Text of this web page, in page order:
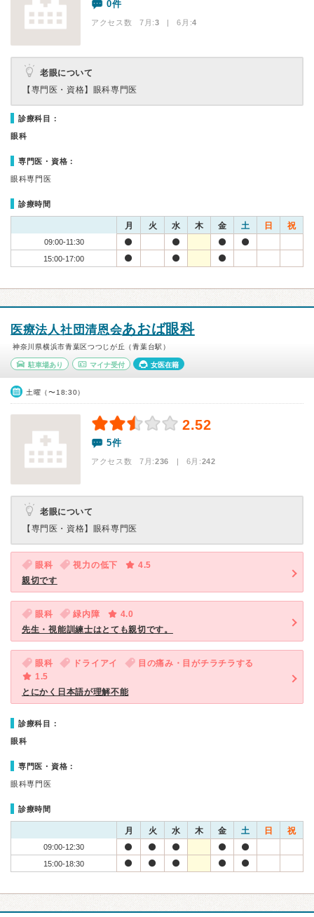
0件
アクセス数 7月:3 | 6月:4
老眼について
【専門医・資格】 眼科専門医
診療科目：
眼科
専門医・資格：
眼科専門医
診療時間
月 火 水 木 金 土 日 祝
09:00-11:30
15:00-17:00
医療法人社団清恩会あおば眼科
神奈川県横浜市青葉区つつじが丘（青葉台駅）
駐車場あり マイナ受付 女医在籍
土曜（〜18:30）
2.52
5件
アクセス数 7月:236 | 6月:242
老眼について
【専門医・資格】 眼科専門医
眼科 視力の低下
4.5
親切です
眼科 緑内障
4.0
先生・視能訓練士はとても親切です。
眼科 ドライアイ
目の痛み・目がチラチラする
1.5
とにかく日本語が理解不能
診療科目：
眼科
専門医・資格：
眼科専門医
診療時間
月 火 水 木 金 土 日 祝
09:00-12:30
15:00-18:30